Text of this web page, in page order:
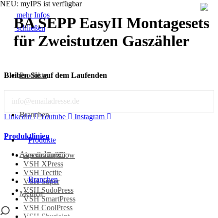
NEU: myIPS ist verfügbar
mehr Infos
schließen
Produkte
Branchen
Anwendungen
Medien
Produkte
Branchen
BA SEPP EasyII Montagesets
für Zweistutzen Gaszähler
Bleiben Sie auf dem Laufenden
Linkedin Youtube Instagram
Produktlinien
Apollo FullFlow
VSH XPress
VSH Tectite
VSH Super
VSH SudoPress
VSH SmartPress
VSH CoolPress
VSH Shurjoint